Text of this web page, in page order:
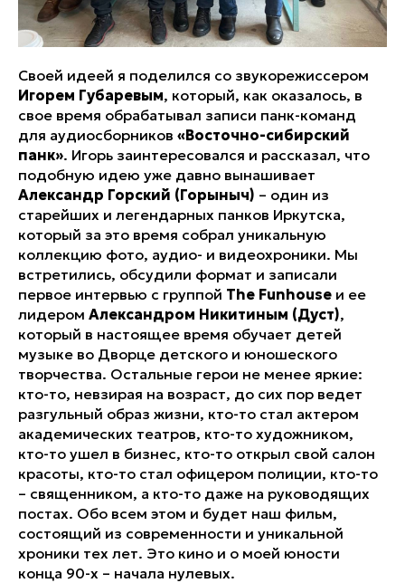
Своей идеей я поделился со звукорежиссером
Игорем Губаревым, который, как оказалось, в
свое время обрабатывал записи панк-команд
для аудиосборников «Восточно-сибирский
панк». Игорь заинтересовался и рассказал, что
подобную идею уже давно вынашивает
Александр Горский (Горыныч) – один из
старейших и легендарных панков Иркутска,
который за это время собрал уникальную
коллекцию фото, аудио- и видеохроники. Мы
встретились, обсудили формат и записали
первое интервью с группой The Funhouse и ее
лидером Александром Никитиным (Дуст),
который в настоящее время обучает детей
музыке во Дворце детского и юношеского
творчества. Остальные герои не менее яркие:
кто-то, невзирая на возраст, до сих пор ведет
разгульный образ жизни, кто-то стал актером
академических театров, кто-то художником,
кто-то ушел в бизнес, кто-то открыл свой салон
красоты, кто-то стал офицером полиции, кто-то
– священником, а кто-то даже на руководящих
постах. Обо всем этом и будет наш фильм,
состоящий из современности и уникальной
хроники тех лет. Это кино и о моей юности
конца 90-х – начала нулевых.